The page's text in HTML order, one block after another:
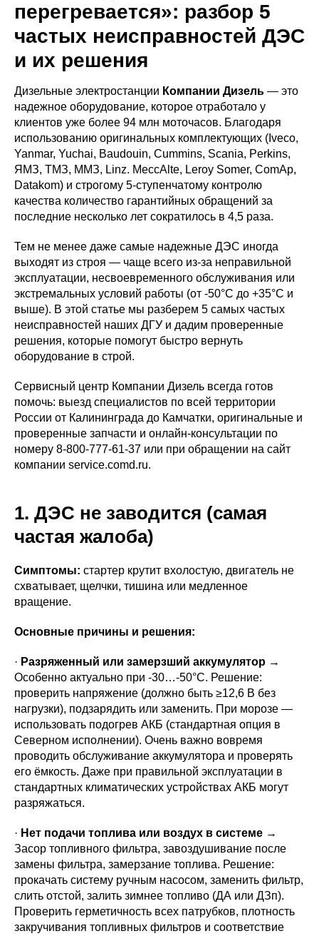
перегревается»: разбор 5
частых неисправностей ДЭС
и их решения
Дизельные электростанции Компании Дизель — это
надежное оборудование, которое отработало у
клиентов уже более 94 млн моточасов. Благодаря
использованию оригинальных комплектующих (Iveco,
Yanmar, Yuchai, Baudouin, Cummins, Scania, Perkins,
ЯМЗ, ТМЗ, ММЗ, Linz. MeccAlte, Leroy Somer, ComAp,
Datakom) и строгому 5-ступенчатому контролю
качества количество гарантийных обращений за
последние несколько лет сократилось в 4,5 раза.
Тем не менее даже самые надежные ДЭС иногда
выходят из строя — чаще всего из-за неправильной
эксплуатации, несвоевременного обслуживания или
экстремальных условий работы (от -50°C до +35°C и
выше). В этой статье мы разберем 5 самых частых
неисправностей наших ДГУ и дадим проверенные
решения, которые помогут быстро вернуть
оборудование в строй.
Сервисный центр Компании Дизель всегда готов
помочь: выезд специалистов по всей территории
России от Калининграда до Камчатки, оригинальные и
проверенные запчасти и онлайн-консультации по
номеру 8-800-777-61-37 или при обращении на сайт
компании service.comd.ru.
1. ДЭС не заводится (самая
частая жалоба)
Симптомы: стартер крутит вхолостую, двигатель не
схватывает, щелчки, тишина или медленное
вращение.
Основные причины и решения:
· Разряженный или замерзший аккумулятор →
Особенно актуально при -30…-50°C. Решение:
проверить напряжение (должно быть ≥12,6 В без
нагрузки), подзарядить или заменить. При морозе —
использовать подогрев АКБ (стандартная опция в
Северном исполнении). Очень важно вовремя
проводить обслуживание аккумулятора и проверять
его ёмкость. Даже при правильной эксплуатации в
стандартных климатических устройствах АКБ могут
разряжаться.
· Нет подачи топлива или воздух в системе →
Засор топливного фильтра, завоздушивание после
замены фильтра, замерзание топлива. Решение:
прокачать систему ручным насосом, заменить фильтр,
слить отстой, залить зимнее топливо (ДА или ДЗп).
Проверить герметичность всех патрубков, плотность
закручивания топливных фильтров и соответствие